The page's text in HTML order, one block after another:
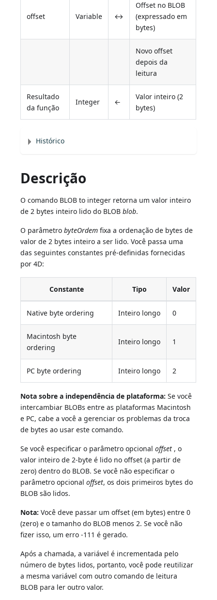
offset Variable ↔
Offset no BLOB
(expressado em
bytes)
Novo offset
depois da
leitura
Resultado
da função
Integer ←
Valor inteiro (2
bytes)
Histórico
Descrição
O comando BLOB to integer retorna um valor inteiro
de 2 bytes inteiro lido do BLOBblob.
O parâmetrobyteOrdem fixa a ordenação de bytes de
valor de 2 bytes inteiro a ser lido. Você passa uma
das seguintes constantes pré-definidas fornecidas
por 4D:
Constante Tipo Valor
Native byte ordering Inteiro longo 0
Macintosh byte
ordering
Inteiro longo 1
PC byte ordering Inteiro longo 2
Nota sobre a independência de plataforma: Se você
intercambiar BLOBs entre as plataformas Macintosh
e PC, cabe a você a gerenciar os problemas da troca
de bytes ao usar este comando.
Se você especificar o parâmetro opcionaloffset , o
valor inteiro de 2-byte é lido no offset (a partir de
zero) dentro do BLOB. Se você não especificar o
parâmetro opcionaloffset, os dois primeiros bytes do
BLOB são lidos.
Nota: Você deve passar um offset (em bytes) entre 0
(zero) e o tamanho do BLOB menos 2. Se você não
fizer isso, um erro -111 é gerado.
Após a chamada, a variável é incrementada pelo
número de bytes lidos, portanto, você pode reutilizar
a mesma variável com outro comando de leitura
BLOB para ler outro valor.